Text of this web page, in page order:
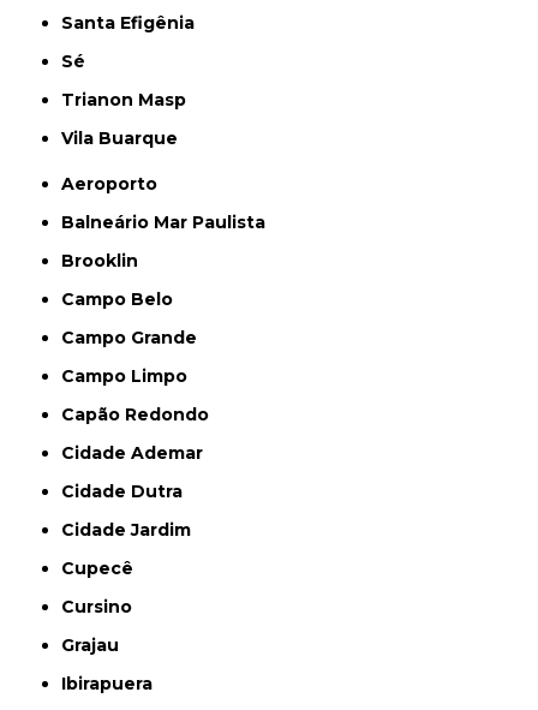
Santa Efigênia
Sé
Trianon Masp
Vila Buarque
Aeroporto
Balneário Mar Paulista
Brooklin
Campo Belo
Campo Grande
Campo Limpo
Capão Redondo
Cidade Ademar
Cidade Dutra
Cidade Jardim
Cupecê
Cursino
Grajau
Ibirapuera